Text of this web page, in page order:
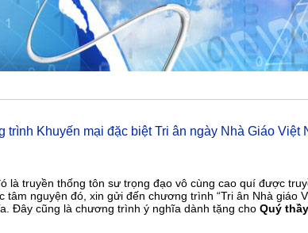
trình Khuyến mại đặc biệt Tri ân ngày Nhà Giáo Việt
là truyền thống tôn sư trọng đạo vô cùng cao quí được
nguyện đó, xin gửi đến chương trình “Tri ân Nhà giáo
Đây cũng là chương trình ý nghĩa dành tặng cho Quý